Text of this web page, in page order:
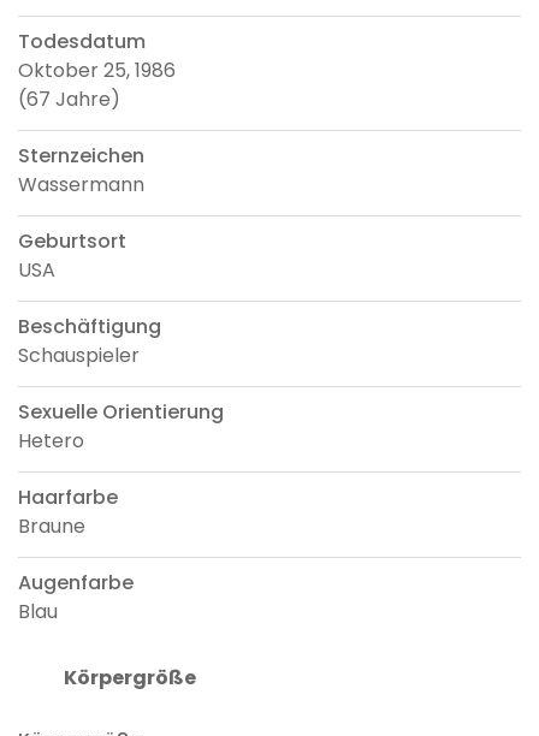
Todesdatum
Oktober 25, 1986
(67 Jahre)
Sternzeichen
Wassermann
Geburtsort
USA
Beschäftigung
Schauspieler
Sexuelle Orientierung
Hetero
Haarfarbe
Braune
Augenfarbe
Blau
Körpergröße